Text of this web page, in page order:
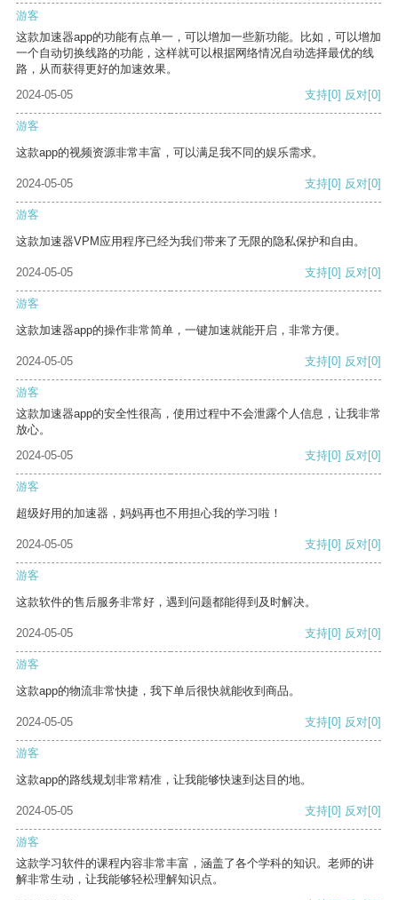
游客
这款加速器app的功能有点单一，可以增加一些新功能。比如，可以增加
一个自动切换线路的功能，这样就可以根据网络情况自动选择最优的线
路，从而获得更好的加速效果。
2024-05-05
支持[0] 反对[0]
游客
这款app的视频资源非常丰富，可以满足我不同的娱乐需求。
2024-05-05 支持[0] 反对[0]
游客
这款加速器VPM应用程序已经为我们带来了无限的隐私保护和自由。
2024-05-05 支持[0] 反对[0]
游客
这款加速器app的操作非常简单，一键加速就能开启，非常方便。
2024-05-05 支持[0] 反对[0]
游客
这款加速器app的安全性很高，使用过程中不会泄露个人信息，让我非常
放心。
2024-05-05
支持[0] 反对[0]
游客
超级好用的加速器，妈妈再也不用担心我的学习啦！
2024-05-05 支持[0] 反对[0]
游客
这款软件的售后服务非常好，遇到问题都能得到及时解决。
2024-05-05 支持[0] 反对[0]
游客
这款app的物流非常快捷，我下单后很快就能收到商品。
2024-05-05 支持[0] 反对[0]
游客
这款app的路线规划非常精准，让我能够快速到达目的地。
2024-05-05 支持[0] 反对[0]
游客
这款学习软件的课程内容非常丰富，涵盖了各个学科的知识。老师的讲
解非常生动，让我能够轻松理解知识点。